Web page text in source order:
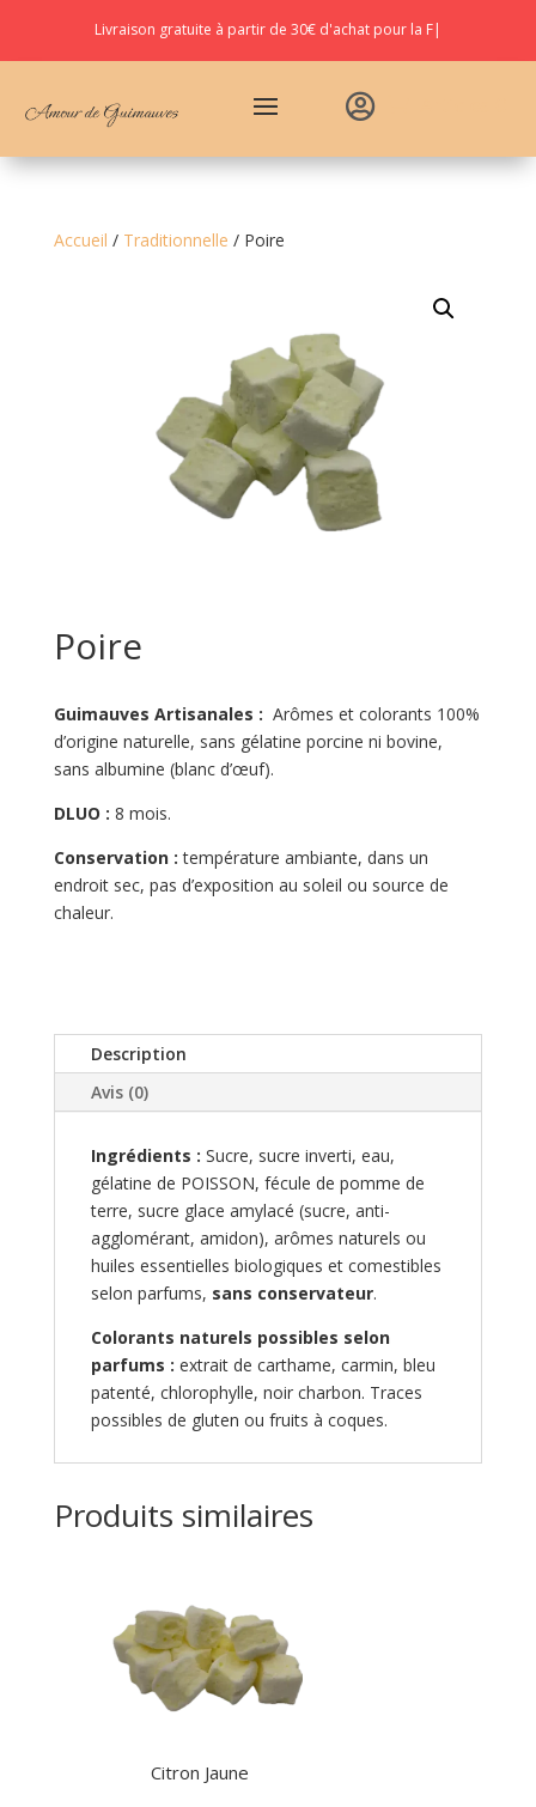
Livraison gratuite à partir de 30€ d'achat pour la Fr|

Accueil / Traditionnelle / Poire
Poire
Guimauves Artisanales : Arômes et colorants 100%
d’origine naturelle, sans gélatine porcine ni bovine,
sans albumine (blanc d’œuf).
DLUO : 8 mois.
Conservation : température ambiante, dans un
endroit sec, pas d’exposition au soleil ou source de
chaleur.
Description
Avis (0)
Ingrédients : Sucre, sucre inverti, eau,
gélatine de POISSON, fécule de pomme de
terre, sucre glace amylacé (sucre, anti-
agglomérant, amidon), arômes naturels ou
huiles essentielles biologiques et comestibles
selon parfums, sans conservateur.
Colorants naturels possibles selon
parfums : extrait de carthame, carmin, bleu
patenté, chlorophylle, noir charbon. Traces
possibles de gluten ou fruits à coques.
Produits similaires
Citron Jaune